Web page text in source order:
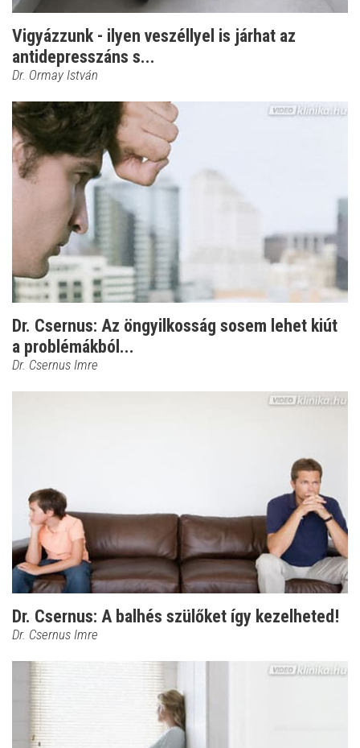
Vigyázzunk - ilyen veszéllyel is járhat az
antidepresszáns s...
Dr. Ormay István
Dr. Csernus: Az öngyilkosság sosem lehet kiút
a problémákból...
Dr. Csernus Imre
Dr. Csernus: A balhés szülőket így kezelheted!
Dr. Csernus Imre